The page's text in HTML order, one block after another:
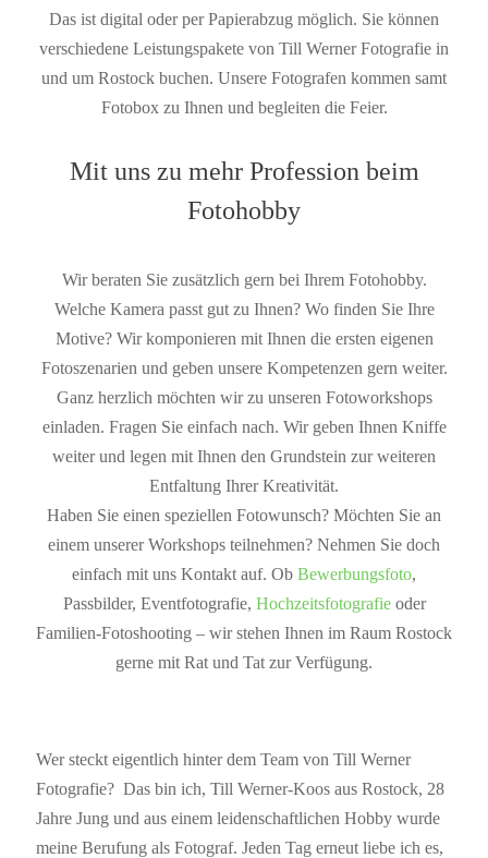
Das ist digital oder per Papierabzug möglich. Sie können
verschiedene Leistungspakete von Till Werner Fotografie in
und um Rostock buchen. Unsere Fotografen kommen samt
Fotobox zu Ihnen und begleiten die Feier.
Mit uns zu mehr Profession beim
Fotohobby
Wir beraten Sie zusätzlich gern bei Ihrem Fotohobby.
Welche Kamera passt gut zu Ihnen? Wo finden Sie Ihre
Motive? Wir komponieren mit Ihnen die ersten eigenen
Fotoszenarien und geben unsere Kompetenzen gern weiter.
Ganz herzlich möchten wir zu unseren Fotoworkshops
einladen. Fragen Sie einfach nach. Wir geben Ihnen Kniffe
weiter und legen mit Ihnen den Grundstein zur weiteren
Entfaltung Ihrer Kreativität.
Haben Sie einen speziellen Fotowunsch? Möchten Sie an
einem unserer Workshops teilnehmen? Nehmen Sie doch
einfach mit uns Kontakt auf. Ob Bewerbungsfoto,
Passbilder, Eventfotografie, Hochzeitsfotografieoder
Familien-Fotoshooting – wir stehen Ihnen im Raum Rostock
gerne mit Rat und Tat zur Verfügung.
Wer steckt eigentlich hinter dem Team von Till Werner
Fotografie? Das bin ich, Till Werner-Koos aus Rostock, 28
Jahre Jung und aus einem leidenschaftlichen Hobby wurde
meine Berufung als Fotograf. Jeden Tag erneut liebe ich es,